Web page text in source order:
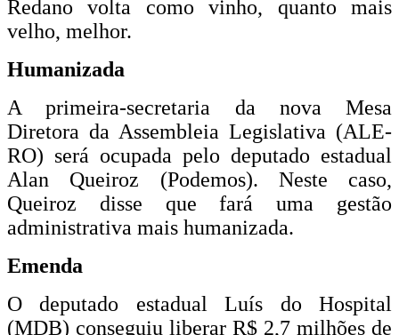
Redano volta como vinho, quanto mais
velho, melhor.
Humanizada
A primeira-secretaria da nova Mesa
Diretora da Assembleia Legislativa (ALE-
RO) será ocupada pelo deputado estadual
Alan Queiroz (Podemos). Neste caso,
Queiroz disse que fará uma gestão
administrativa mais humanizada.
Emenda
O deputado estadual Luís do Hospital
(MDB) conseguiu liberar R$ 2,7 milhões de